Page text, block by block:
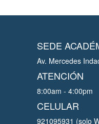
SEDE
Av. Mercedes
ATENCIÓN
8:00am - 4:00pm
CELULAR
921095931 (solo